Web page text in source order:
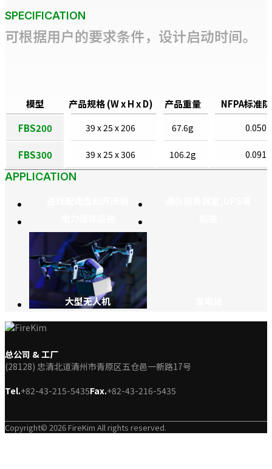
SPECIFICATION
可根据用户的要求条件，设计启动时间。
模型 产品规格 (W x H x D) 产品重量
NFPA标准
FBS200
39 x 25 x 206 67.6g 0.050
FBS300 39 x 25 x 306 106.2g 0.091
APPLICATION
大型无人机
总公司 & 工厂
(28128) 忠清北道清州市青原区五仓邑一新路17号
Tel.+82-43-215-5435Fax.+82-43-216-5435
Copyright© 2026 FireKim All rights reserved.